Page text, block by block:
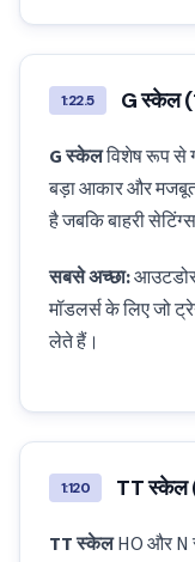
1:22.5 G स्केल
G स्केलविशेष रूप से
बड़ा आकार और मजबूत
है जबकि बाहरी
सबसे अच्छा:
मॉडलर्स के लिए जो
लेते हैं।
1:120 TT स्केल
TT स्केलHO और N